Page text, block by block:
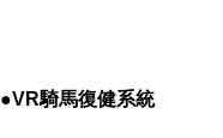
●VR騎馬復健系統